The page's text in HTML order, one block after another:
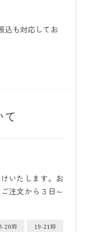
込も対応してお
て
いたします。お
注文から３日～